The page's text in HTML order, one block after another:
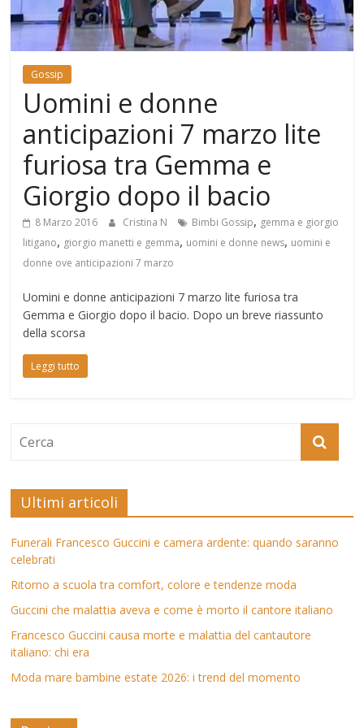
Mondo
Gossip
Uomini e donne
anticipazioni 7 marzo lite
furiosa tra Gemma e
Giorgio dopo il bacio
8 Marzo 2016 Cristina N Bimbi Gossip, gemma e giorgio
litigano, giorgio manetti e gemma, uomini e donne news, uomini e
donne ove anticipazioni 7 marzo
Uomini e donne anticipazioni 7 marzo lite furiosa tra
Gemma e Giorgio dopo il bacio. Dopo un breve riassunto
della scorsa
Leggi tutto
Ultimi articoli
Funerali Francesco Guccini e camera ardente: quando saranno
celebrati
Ritorno a scuola tra comfort, colore e tendenze moda
Guccini che malattia aveva e come è morto il cantore italiano
Francesco Guccini causa morte e malattia del cantautore
italiano: chi era
Moda mare bambine estate 2026: i trend del momento